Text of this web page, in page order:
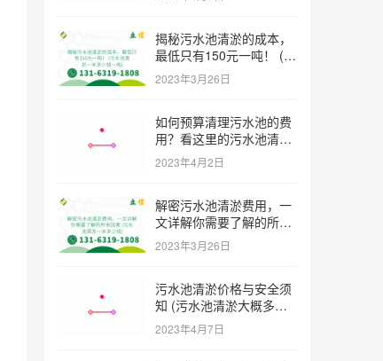
方米)
揭秘污水池清淤的成本，
最低只有150元一吨！ (污
水池清淤一米多少钱一吨)
2023年3月26日
如何预算清理污水池的费
用？看这里的污水池清淤
工程报价表范本！ (污水
池清淤工程报价表范本)
2023年4月2日
解密污水池清淤费用，一
文详解你需要了解的所有
因素 (污水池清淤一米多
少钱)
2023年3月26日
污水池清淤价格与安全须
知 (污水池清淤大概多少
一方)
2023年4月7日